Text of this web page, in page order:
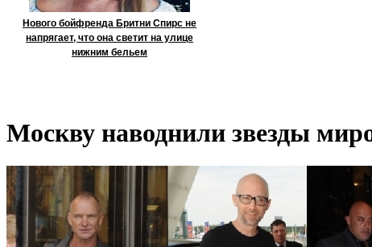
Нового бойфренда Бритни Спирс не
напрягает, что она светит на улице
нижним бельем
Москву наводнили звезды